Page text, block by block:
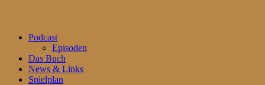
Podcast
Episoden
Das Buch
News & Links
Spielplan